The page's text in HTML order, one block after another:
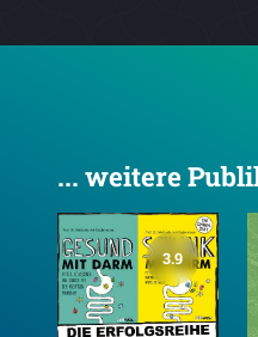
... weitere
3.9